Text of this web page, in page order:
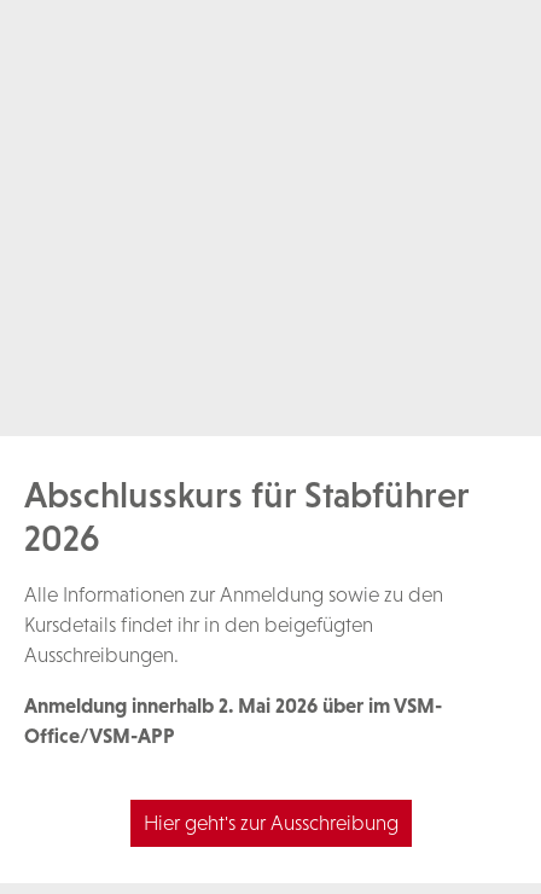
Abschlusskurs für Stabführer
2026
Alle Informationen zur Anmeldung sowie zu den
Kursdetails findet ihr in den beigefügten
Ausschreibungen.
Anmeldung innerhalb 2. Mai 2026 über im VSM-
Office/VSM-APP
Hier geht's zur Ausschreibung